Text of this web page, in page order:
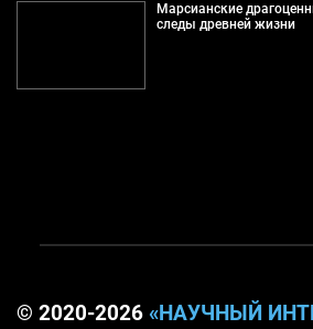
Марсианские
следы древней жизни
© 2020-2026 «НАУЧНЫЙ